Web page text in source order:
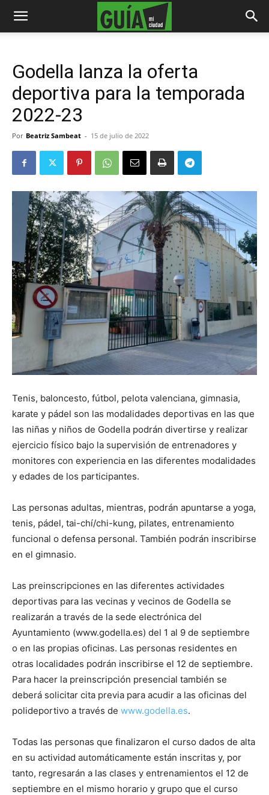
Godella lanza la oferta
deportiva para la temporada
2022-23
Por Beatriz Sambeat - 15 de julio de 2022
Tenis, baloncesto, fútbol, pelota valenciana, gimnasia,
karate y pádel son las modalidades deportivas en las que
las niñas y niños de Godella podrán divertirse y realizar
ejercicio físico bajo la supervisión de entrenadores y
monitores con experiencia en las diferentes modalidades
y edades de los participantes.
Las personas adultas, mientras, podrán apuntarse a yoga,
tenis, pádel, tai-chí/chi-kung, pilates, entrenamiento
funcional o defensa personal. También podrán inscribirse
en el gimnasio.
Las preinscripciones en las diferentes actividades
deportivas para las vecinas y vecinos de Godella se
realizarán a través de la sede electrónica del
Ayuntamiento (www.godella.es) del 1 al 9 de septiembre
o en las propias oficinas. Las personas residentes en
otras localidades podrán inscribirse el 12 de septiembre.
Para hacer la preinscripción presencial también se
deberá solicitar cita previa para acudir a las oficinas del
polideportivo a través de www.godella.es.
Todas las personas que finalizaron el curso dados de alta
en su actividad automáticamente están inscritas y, por
tanto, regresarán a las clases y entrenamientos el 12 de
septiembre en el mismo horario y grupo que el curso